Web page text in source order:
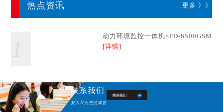
热点资讯 更多 》》
动力环境监控一体机SPD-6500GSM
[详情]
联系我们
努力只为您的满意